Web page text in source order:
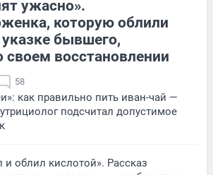
ужасно».
которую облили
бывшего,
своем восстановлении
58
как правильно пить иван-чай —
подсчитал допустимое
и облил кислотой». Рассказ